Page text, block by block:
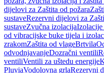
dijelovi za Zaštita od požara
sustaveRezervni dijelovi za
sustaveZvučna izolacijaIzolacije
od vibracijske buke tijela i
zrakomZaštita od vlageBrtvila
odvodnjavanjeDozračni ventili
ventiliVentili za uštedu energije
PluviaVodolovna grlaRezervni